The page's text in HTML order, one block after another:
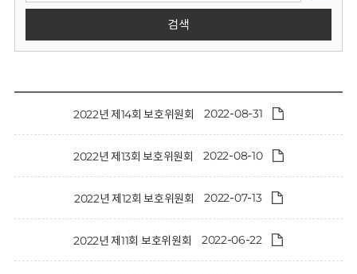
회
검색
2022년 제14회 보호위원회 2022-08-31
2022년 제13회 보호위원회 2022-08-10
2022년 제12회 보호위원회 2022-07-13
2022년 제11회 보호위원회 2022-06-22